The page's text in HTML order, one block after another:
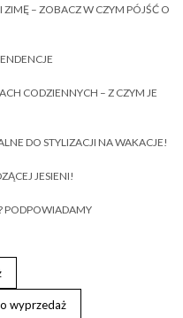
ZIMĘ – ZOBACZ W CZYM PÓJŚĆ O
CODZIENNYCH – Z CZYM JE
DO STYLIZACJI NA WAKACJE!
JESIENI!
PODPOWIADAMY
wyprzedaż